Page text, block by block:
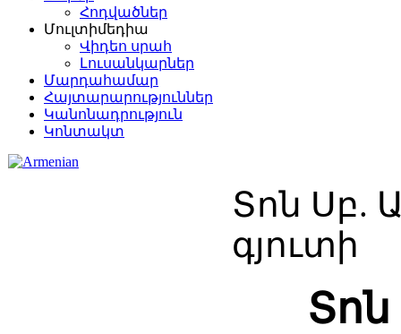
Հոդվածներ
Մուլտիմեդիա
Վիդեո սրահ
Լուսանկարներ
Մարդահամար
Հայտարարություններ
Կանոնադրություն
Կոնտակտ
Տոն Սբ.
գյուտի